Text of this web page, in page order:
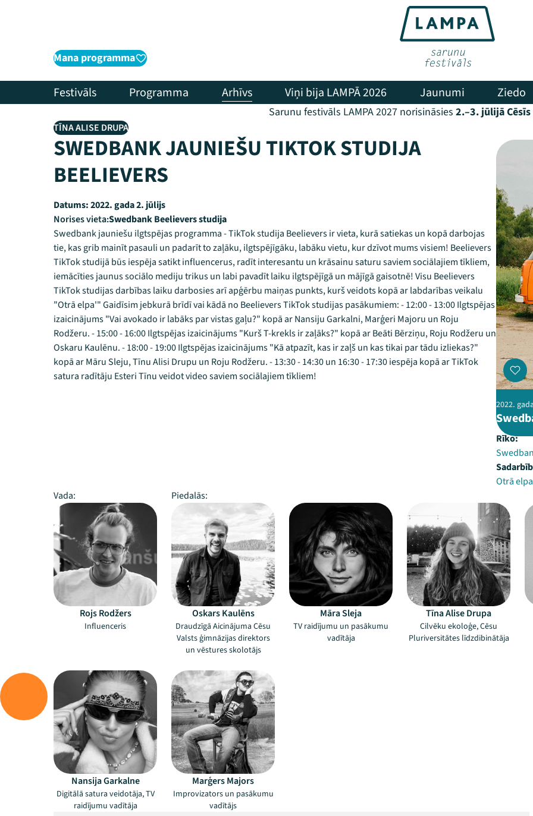
Mana programma
Festivāls Programma Arhīvs Viņi bija LAMPĀ 2026 Jaunumi Ziedo
Sarunu festivāls LAMPA 2027 norisināsies 2.–3. jūlijā Cēsīs
TĪNA ALISE DRUPA
SWEDBANK JAUNIEŠU TIKTOK STUDIJA
BEELIEVERS
Datums:2022. gada 2. jūlijs
Norises vieta:Swedbank Beelievers studija
Swedbank jauniešu ilgtspējas programma - TikTok studija Beelievers ir vieta, kurā satiekas un kopā darbojas
tie, kas grib mainīt pasauli un padarīt to zaļāku, ilgtspējīgāku, labāku vietu, kur dzīvot mums visiem! Beelievers
TikTok studijā būs iespēja satikt influencerus, radīt interesantu un krāsainu saturu saviem sociālajiem tīkliem,
iemācīties jaunus sociālo mediju trikus un labi pavadīt laiku ilgtspējīgā un mājīgā gaisotnē! Visu Beelievers
TikTok studijas darbības laiku darbosies arī apģērbu maiņas punkts, kurš veidots kopā ar labdarības veikalu
"Otrā elpa'" Gaidīsim jebkurā brīdī vai kādā no Beelievers TikTok studijas pasākumiem: - 12:00 - 13:00 Ilgtspējas
izaicinājums "Vai avokado ir labāks par vistas gaļu?" kopā ar Nansiju Garkalni, Marģeri Majoru un Roju
Rodžeru. - 15:00 - 16:00 Ilgtspējas izaicinājums "Kurš T-krekls ir zaļāks?" kopā ar Beāti Bērziņu, Roju Rodžeru un
Oskaru Kaulēnu. - 18:00 - 19:00 Ilgtspējas izaicinājums "Kā atpazīt, kas ir zaļš un kas tikai par tādu izliekas?"
kopā ar Māru Sleju, Tīnu Alisi Drupu un Roju Rodžeru. - 13:30 - 14:30 un 16:30 - 17:30 iespēja kopā ar TikTok
satura radītāju Esteri Tīnu veidot video saviem sociālajiem tīkliem!
2022.
Rīko:
Otrā elpa
Vada:
Piedalās:
Rojs Rodžers
Influenceris
Oskars Kaulēns
Draudzīgā Aicinājuma Cēsu
Valsts ģimnāzijas direktors
un vēstures skolotājs
Māra Sleja
TV raidījumu un pasākumu
vadītāja
Tīna Alise Drupa
Cilvēku ekoloģe, Cēsu
Pluriversitātes līdzdibinātāja
Nansija Garkalne
Digitālā satura veidotāja, TV
raidījumu vadītāja
Marģers Majors
Improvizators un pasākumu
vadītājs